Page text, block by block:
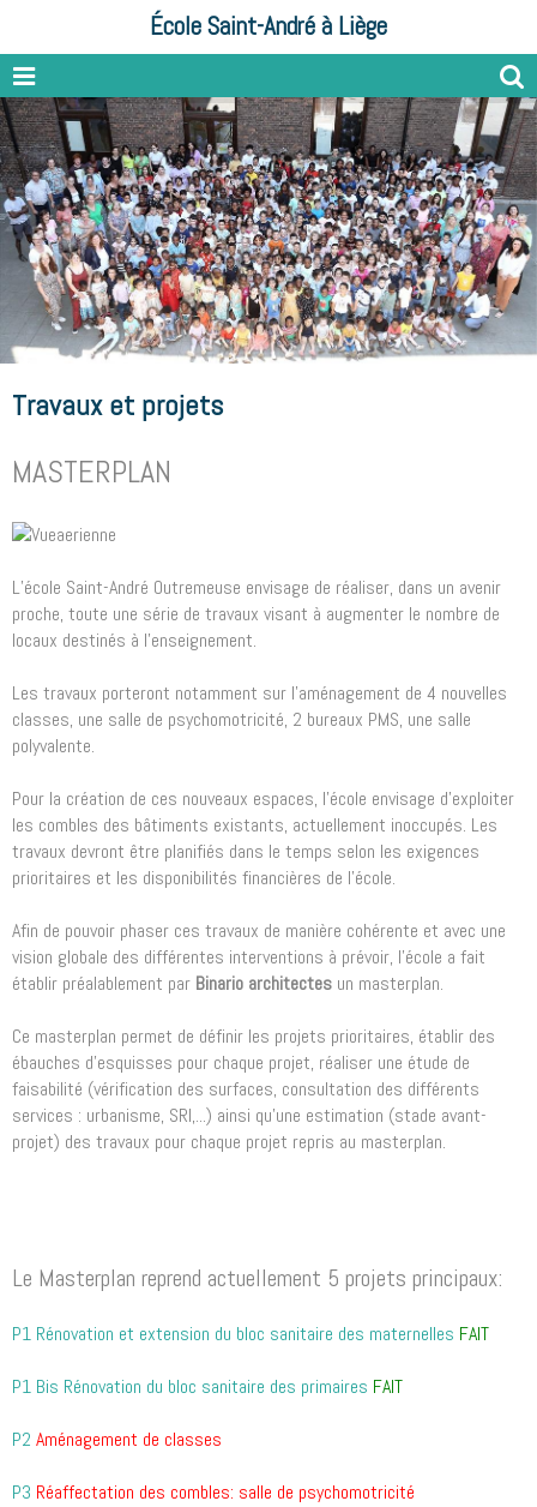
École Saint-André à Liège
Travaux et projets
MASTERPLAN
L’école Saint-André Outremeuse envisage de réaliser, dans un avenir
proche, toute une série de travaux visant à augmenter le nombre de
locaux destinés à l’enseignement.
Les travaux porteront notamment sur l’aménagement de 4 nouvelles
classes, une salle de psychomotricité, 2 bureaux PMS, une salle
polyvalente.
Pour la création de ces nouveaux espaces, l’école envisage d’exploiter
les combles des bâtiments existants, actuellement inoccupés. Les
travaux devront être planifiés dans le temps selon les exigences
prioritaires et les disponibilités financières de l’école.
Afin de pouvoir phaser ces travaux de manière cohérente et avec une
vision globale des différentes interventions à prévoir, l’école a fait
établir préalablement par Binario architectes un masterplan.
Ce masterplan permet de définir les projets prioritaires, établir des
ébauches d’esquisses pour chaque projet, réaliser une étude de
faisabilité (vérification des surfaces, consultation des différents
services : urbanisme, SRI,...) ainsi qu’une estimation (stade avant-
projet) des travaux pour chaque projet repris au masterplan.
Le Masterplan reprend actuellement 5 projets principaux:
P1 Rénovation et extension du bloc sanitaire des maternelles FAIT
P1 Bis Rénovation du bloc sanitaire des primaires FAIT
P2 Aménagement de classes
P3 Réaffectation des combles: salle de psychomotricité